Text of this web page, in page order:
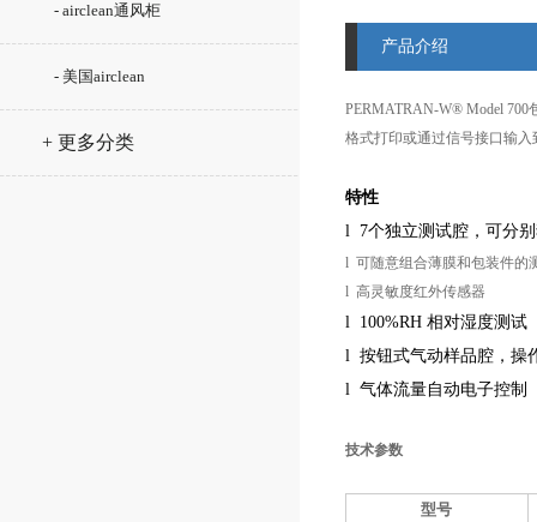
- airclean通风柜
- 美国airclean
+ 更多分类
产品介绍
PERMATRAN-W® Model
格式打印或通过信号接口输
特性
l 7个独立测试腔，可分
l 可随意组合薄膜和包装件的
l 高灵敏度红外传感器
l 100%RH 相对湿度测试
l 按钮式气动样品腔，操
l 气体流量自动电子控制
技术参数
型号